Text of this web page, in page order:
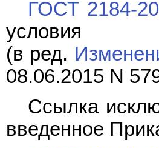
ГОСТ 2184-
условия
(в ред.
08.06.2015 N
Ссылка
введенное